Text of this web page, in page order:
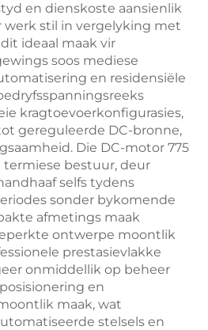
en dienskoste aansienlik
werk stil in vergelyking met
ideaal maak vir
soos mediese
en residensiële
kragtoevoerkonfigurasies,
gereguleerde DC-bronne,
Die DC-motor 775
bestuur, deur
selfs tydens
sonder bykomende
afmetings maak
ontwerpe moontlik
prestasievlakke
onmiddellik op beheer
en
maak, wat
stelsels en